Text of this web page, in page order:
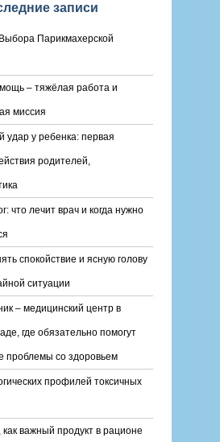
записи
Парикмахерской
– тяжёлая работа и
миссия
удар у ребенка: первая
родителей,
что лечит врач и когда нужно
спокойствие и ясную голову
ситуации
– медицинский центр в
где обязательно помогут
проблемы со здоровьем
профилей токсичных
как важный продукт в рационе